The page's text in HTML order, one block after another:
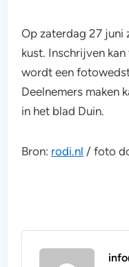
Op zaterdag 27 juni
kust. Inschrijven
wordt een
Deelnemers maken
in het blad Duin.
Bron: rodi.nl / foto